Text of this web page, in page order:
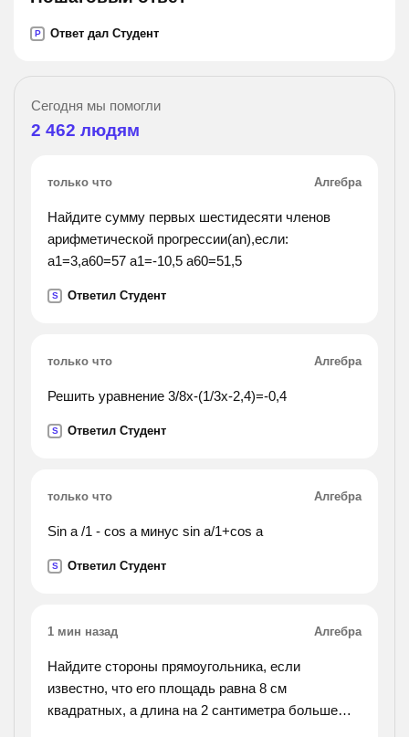
P Ответ дал Студент
Сегодня мы помогли
2 462 людям
только что Алгебра
Найдите сумму первых шестидесяти членов
арифметической прогрессии(an),если:
a1=3,a60=57 а1=-10,5 a60=51,5
S Ответил Студент
только что Алгебра
Решить уравнение 3/8x-(1/3x-2,4)=-0,4
S Ответил Студент
только что Алгебра
Sin a /1 - cos a минус sin a/1+cos a
S Ответил Студент
1 мин назад Алгебра
Найдите стороны прямоугольника, если
известно, что его площадь равна 8 см
квадратных, а длина на 2 сантиметра больше